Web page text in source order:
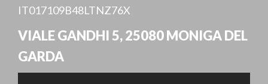
IT017109B48LTNZ76X
VIALE GANDHI 5,25080MONIGA DEL
GARDA